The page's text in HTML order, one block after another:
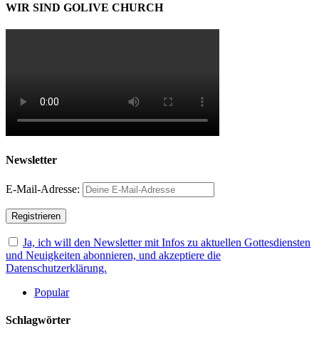
WIR SIND GOLIVE CHURCH
Newsletter
E-Mail-Adresse:
Ja, ich will den Newsletter mit Infos zu aktuellen Gottesdiensten
und Neuigkeiten abonnieren, und akzeptiere die
Datenschutzerklärung.
Popular
Schlagwörter